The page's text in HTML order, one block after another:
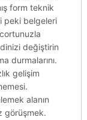
form teknik
peki belgeleri
değiştirin
durmalarını.
gelişim
alanın
görüşmek.